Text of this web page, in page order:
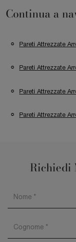
Continua a
Pareti Attrezzate
Pareti Attrezzate
Pareti Attrezzate
Pareti Attrezzate
Richiedi